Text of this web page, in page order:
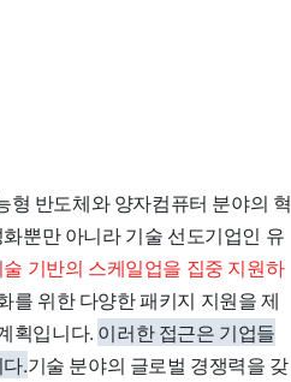
반도체와 양자컴퓨터 분야의 혁
뿐만 아니라 기술 선도기업인 유
기반의 스케일업을 집중 지원하
를 위한 다양한 패키지 지원을 제
획입니다. 이러한 접근은 기업들
.기술 분야의 글로벌 경쟁력을 갖